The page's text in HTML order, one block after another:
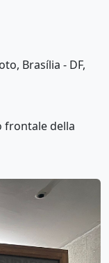
Brasília - DF,
frontale della